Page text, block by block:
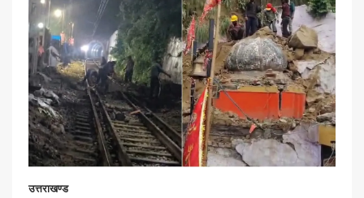
उत्तराखण्ड